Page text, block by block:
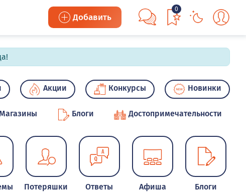
Добавить
0
Акции Конкурсы Новинки
Блоги Достопримечательности
Потеряшки Ответы Афиша Блоги